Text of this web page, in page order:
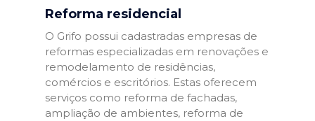
Reforma residencial
O Grifo possui cadastradas empresas de
reformas especializadas em renovações e
remodelamento de residências,
comércios e escritórios. Estas oferecem
serviços como reforma de fachadas,
ampliação de ambientes, reforma de